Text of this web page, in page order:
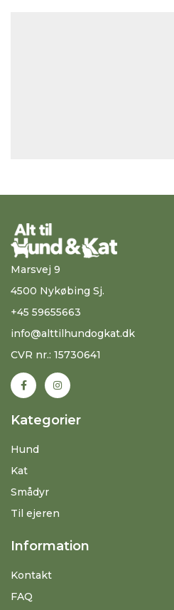
Marsvej 9
4500 Nykøbing Sj.
+45 59655663
info@alttilhundogkat.dk
CVR nr.: 15730641
Kategorier
Hund
Kat
Smådyr
Til ejeren
Information
Kontakt
FAQ